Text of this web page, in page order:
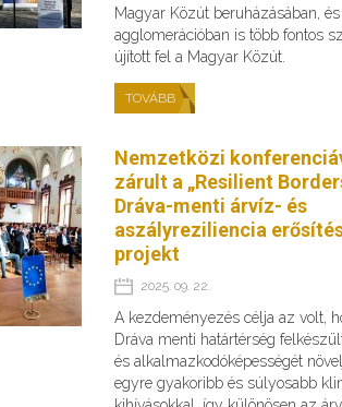
Magyar Közút beruházásában,
agglomerációban is több fontos
újított fel a Magyar Közút.
TOVÁBB
Nemzetközi
zárult a „Resilient
Dráva-menti árvíz- és
aszályreziliencia
projekt
2025. 09. 22.
A kezdeményezés célja az volt,
Dráva menti határtérség
és alkalmazkodóképességét
egyre gyakoribb és súlyosabb